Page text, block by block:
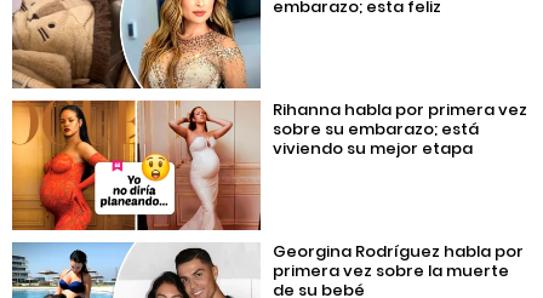
embarazo; esta feliz
Rihanna habla por primera vez
sobre su embarazo; está
viviendo su mejor etapa
Georgina Rodríguez habla por
primera vez sobre la muerte
de su bebé